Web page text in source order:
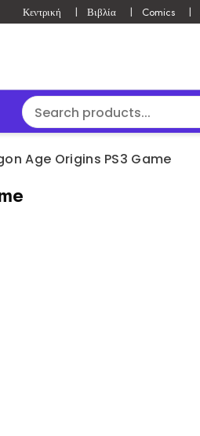
Κεντρική Βιβλία Comics
Age Origins PS3 Game